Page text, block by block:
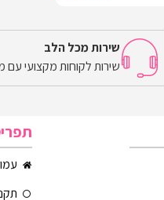
שירות מכל הלב
שירות לקוחות מקצועי עם